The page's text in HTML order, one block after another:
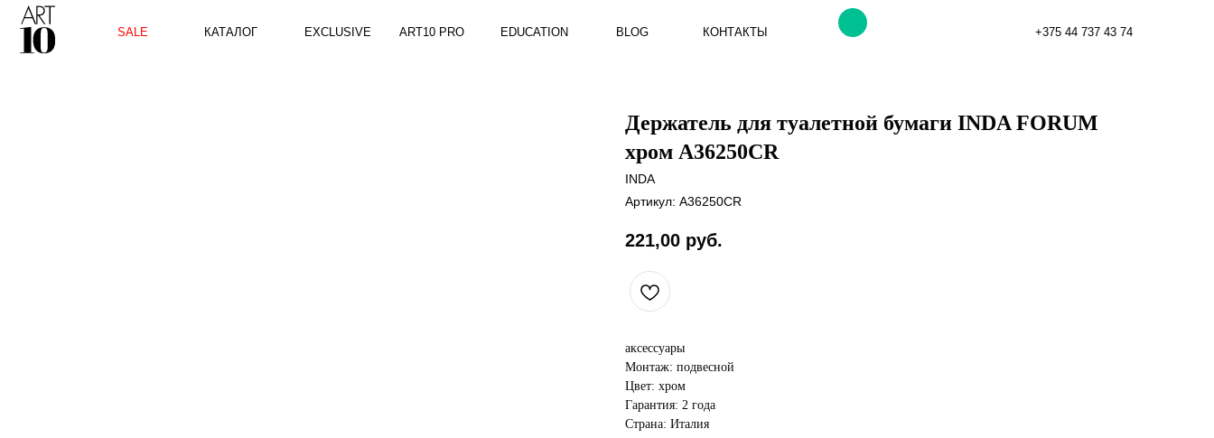
SALE EXCLUSIVE ART10 PRO EDUCATION
КАТАЛОГ BLOG КОНТАКТЫ
Держатель для туалетной бумаги INDA FORUM
хром A36250CR
INDA
Артикул: A36250CR
221,00 руб.
аксессуары
Монтаж: подвесной
Цвет: хром
Гарантия: 2 года
Страна: Италия